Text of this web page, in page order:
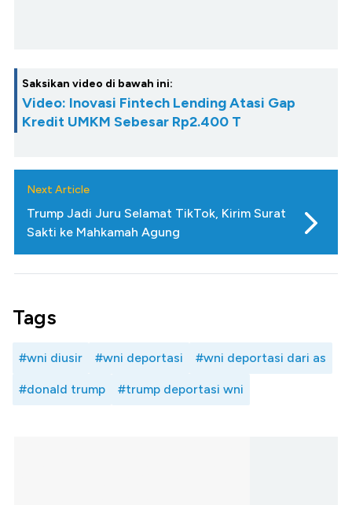
Saksikan video di bawah ini:
Video: Inovasi Fintech Lending Atasi Gap
Kredit UMKM Sebesar Rp2.400 T
Next Article
Trump Jadi Juru Selamat TikTok, Kirim Surat
Sakti ke Mahkamah Agung
Tags
#wni diusir #wni deportasi #wni deportasi dari as
#donald trump #trump deportasi wni